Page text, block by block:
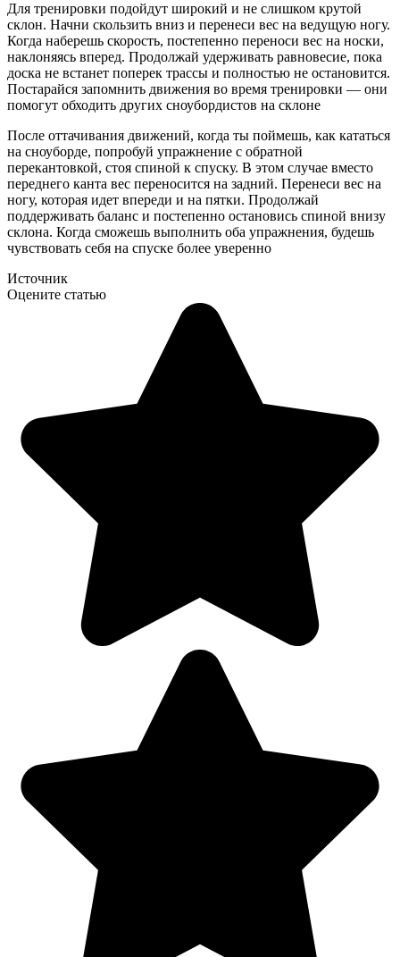
Для тренировки подойдут широкий и не слишком крутой
склон. Начни скользить вниз и перенеси вес на ведущую ногу.
Когда наберешь скорость, постепенно переноси вес на носки,
наклоняясь вперед. Продолжай удерживать равновесие, пока
доска не встанет поперек трассы и полностью не остановится.
Постарайся запомнить движения во время тренировки — они
помогут обходить других сноубордистов на склоне
После оттачивания движений, когда ты поймешь, как кататься
на сноуборде, попробуй упражнение с обратной
перекантовкой, стоя спиной к спуску. В этом случае вместо
переднего канта вес переносится на задний. Перенеси вес на
ногу, которая идет впереди и на пятки. Продолжай
поддерживать баланс и постепенно остановись спиной внизу
склона. Когда сможешь выполнить оба упражнения, будешь
чувствовать себя на спуске более уверенно
Источник
Оцените статью